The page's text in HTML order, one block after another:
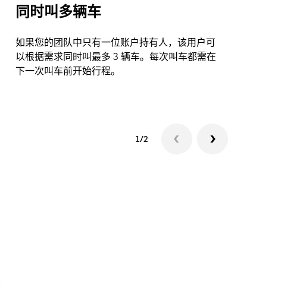
同时叫多辆车
如果您的团队中只有一位账户持有人，该用户可
以根据需求同时叫最多 3 辆车。每次叫车都需在
下一次叫车前开始行程。
1/2